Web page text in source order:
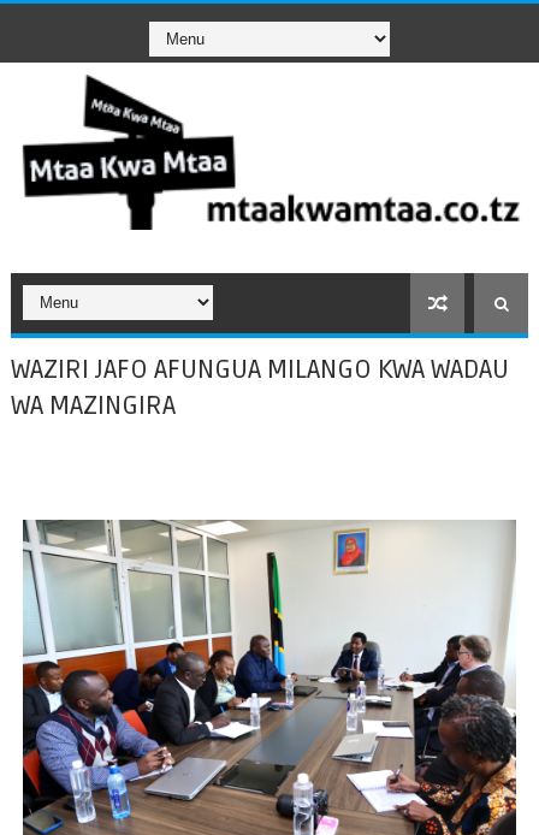
WAZIRI JAFO AFUNGUA MILANGO KWA WADAU
WA MAZINGIRA